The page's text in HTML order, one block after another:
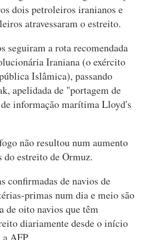
dois petroleiros iranianos e
atravessaram o estreito.
seguiram a rota recomendada
Iraniana (o exército
Islâmica), passando
apelidada de "portagem de
informação marítima Lloyd's
não resultou num aumento
do estreito de Ormuz.
confirmadas de navios de
primas num dia e meio são
de oito navios que têm
diariamente desde o início
AFP.